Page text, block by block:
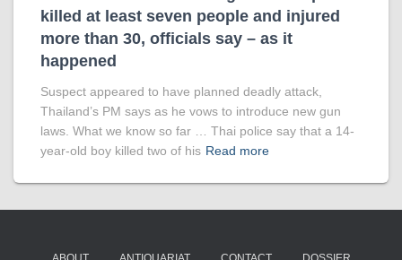
killed at least seven people and injured
more than 30, officials say – as it
happened
Suspect appeared to have planned deadly attack,
Thailand’s PM says as he vows to introduce new gun
laws. What we know so far … Thai police say that a 14-
year-old boy killed two of his Read more